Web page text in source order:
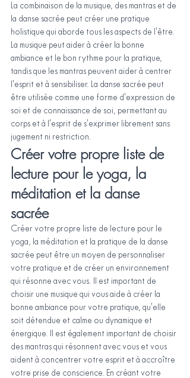
La combinaison de la musique, des mantras et de
la danse sacrée peut créer une pratique
holistique qui aborde tous les aspects de l'être.
La musique peut aider à créer la bonne
ambiance et le bon rythme pour la pratique,
tandis que les mantras peuvent aider à centrer
l'esprit et à sensibiliser. La danse sacrée peut
être utilisée comme une forme d'expression de
soi et de connaissance de soi, permettant au
corps et à l'esprit de s'exprimer librement sans
jugement ni restriction.
Créer votre propre liste de
lecture pour le yoga, la
méditation et la danse
sacrée
Créer votre propre liste de lecture pour le
yoga, la méditation et la pratique de la danse
sacrée peut être un moyen de personnaliser
votre pratique et de créer un environnement
qui résonne avec vous. Il est important de
choisir une musique qui vous aide à créer la
bonne ambiance pour votre pratique, qu'elle
soit détendue et calme ou dynamique et
énergique. Il est également important de choisir
des mantras qui résonnent avec vous et vous
aident à concentrer votre esprit et à accroître
votre prise de conscience. En créant votre